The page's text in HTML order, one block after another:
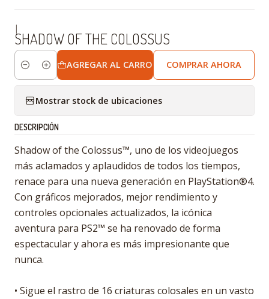
|
SHADOW OF THE COLOSSUS
Cantidad
AGREGAR AL CARRO COMPRAR AHORA
Mostrar stock de ubicaciones
DESCRIPCIÓN
Shadow of the Colossus™, uno de los videojuegos
más aclamados y aplaudidos de todos los tiempos,
renace para una nueva generación en PlayStation®4.
Con gráficos mejorados, mejor rendimiento y
controles opcionales actualizados, la icónica
aventura para PS2™ se ha renovado de forma
espectacular y ahora es más impresionante que
nunca.
• Sigue el rastro de 16 criaturas colosales en un vasto